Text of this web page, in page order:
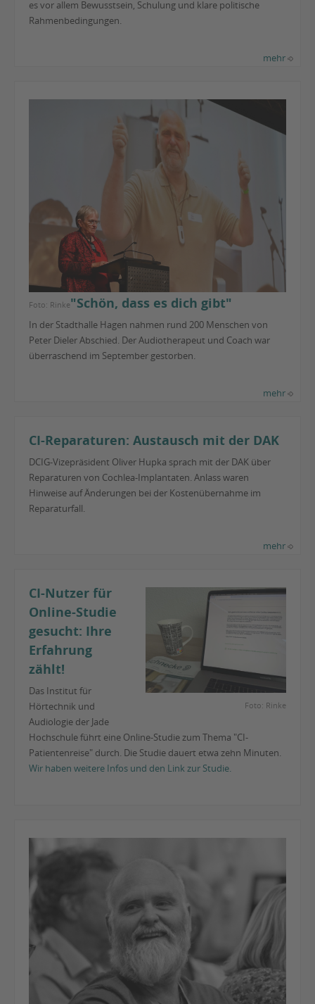
es vor allem Bewusstsein, Schulung und klare politische
Rahmenbedingungen.
mehr
Foto: Rinke"Schön, dass es dich gibt"
In der Stadthalle Hagen nahmen rund 200 Menschen von
Peter Dieler Abschied. Der Audiotherapeut und Coach war
überraschend im September gestorben.
mehr
CI-Reparaturen: Austausch mit der DAK
DCIG-Vizepräsident Oliver Hupka sprach mit der DAK über
Reparaturen von Cochlea-Implantaten. Anlass waren
Hinweise auf Änderungen bei der Kostenübernahme im
Reparaturfall.
mehr
Foto: Rinke
CI-Nutzer für
Online-Studie
gesucht: Ihre
Erfahrung
zählt!
Das Institut für
Hörtechnik und
Audiologie der Jade
Hochschule führt eine Online-Studie zum Thema "CI-
Patientenreise" durch. Die Studie dauert etwa zehn Minuten.
Wir haben weitere Infos und den Link zur Studie.